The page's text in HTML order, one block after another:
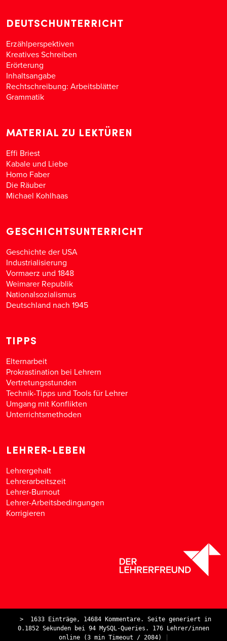
DEUTSCHUNTERRICHT
Erzählperspektiven
Kreatives Schreiben
Erörterung
Inhaltsangabe
Rechtschreibung: Arbeitsblätter
Grammatik
MATERIAL ZU LEKTÜREN
Effi Briest
Kabale und Liebe
Homo Faber
Die Räuber
Michael Kohlhaas
GESCHICHTSUNTERRICHT
Geschichte der USA
Industrialisierung
Vormaerz und 1848
Weimarer Republik
Nationalsozialismus
Deutschland nach 1945
TIPPS
Elternarbeit
Prokrastination bei Lehrern
Vertretungsstunden
Technik-Tipps und Tools für Lehrer
Umgang mit Konflikten
Unterrichtsmethoden
LEHRER-LEBEN
Lehrergehalt
Lehrerarbeitszeit
Lehrer-Burnout
Lehrer-Arbeitsbedingungen
Korrigieren
>
1633 Einträge, 14684 Kommentare. Seite generiert in
0.1852 Sekunden bei 94 MySQL-Queries. 176 Lehrer/innen
online (3 min Timeout / 2084)